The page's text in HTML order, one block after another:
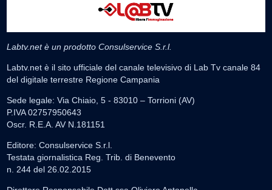
Labtv.net è un prodotto Consulservice S.r.l.
Labtv.net è il sito ufficiale del canale televisivo di Lab Tv canale 84
del digitale terrestre Regione Campania
Sede legale: Via Chiaio, 5 - 83010 – Torrioni (AV)
P.IVA 02757950643
Oscr. R.E.A. AV N.181151
Editore: Consulservice S.r.l.
Testata giornalistica Reg. Trib. di Benevento
n. 244 del 26.02.2015